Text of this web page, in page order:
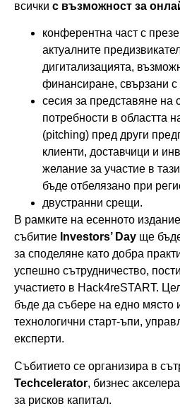
всички с възможност за
конферентна част с
актуалните
дигитализацията,
финансиране, свързани с
сесия за представяне на
потребности в областта
(pitching) пред други
клиенти, доставчици и
желание за участие в
бъде отбелязано при
двустранни срещи.
В рамките на eсенното
събитие Investors’ Day ще
за споделяне като добра
успешно сътрудничество,
участието в Hack4reSTART.
бъде да събере на едно място
технологични старт-ъпи,
експерти.
Събитието се организира в
Techcelerator, бизнес
за рисков капитал.